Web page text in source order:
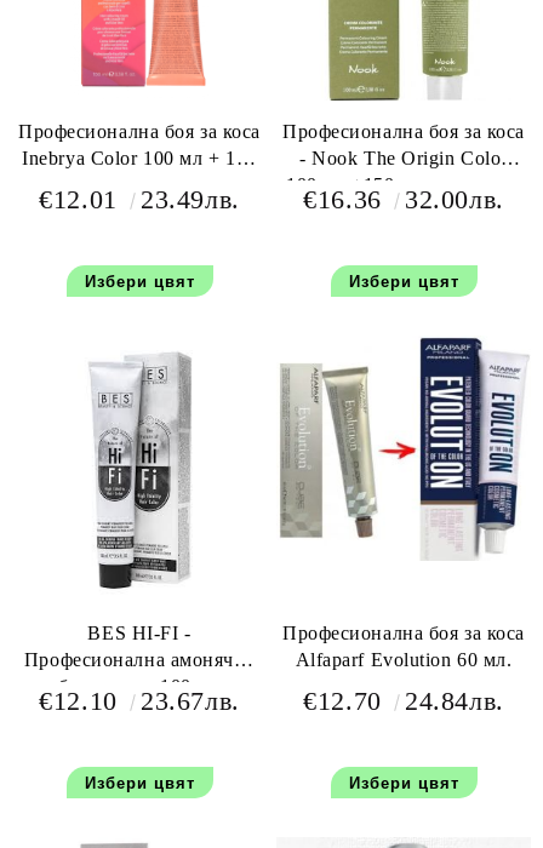
Професионална боя за коса
Inebrya Color 100 мл + 150
€12.01 23.49лв.
Избери цвят
Професионална боя за коса
- Nook The Origin Color
100 мл +150 мл окислител
€16.36 32.00лв.
Избери цвят
BES HI-FI -
Професионална амонячна
боя за коса 100 мл
€12.10 23.67лв.
Избери цвят
Професионална боя за коса
Alfaparf Evolution 60 мл.
€12.70 24.84лв.
Избери цвят